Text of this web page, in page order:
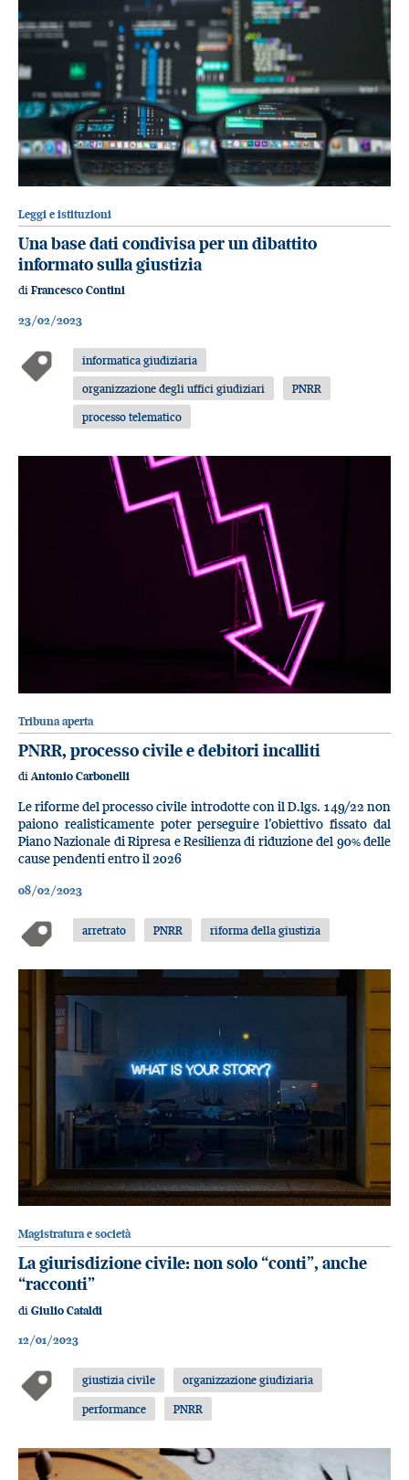
Leggi e istituzioni
Una base dati condivisa per un dibattito
informato sulla giustizia
di Francesco Contini
23/02/2023
informatica giudiziaria
organizzazione degli uffici giudiziari
PNRR
processo telematico
Tribuna aperta
PNRR, processo civile e debitori incalliti
di Antonio Carbonelli
Le riforme del processo civile introdotte con il D.lgs. 149/22 non
paiono realisticamente poter perseguire l’obiettivo fissato dal
Piano Nazionale di Ripresa e Resilienza di riduzione del 90% delle
cause pendenti entro il 2026
08/02/2023
arretrato PNRR riforma della giustizia
Magistratura e società
La giurisdizione civile: non solo “conti”, anche
“racconti”
di Giulio Cataldi
12/01/2023
giustizia civile
organizzazione giudiziaria
performance
PNRR